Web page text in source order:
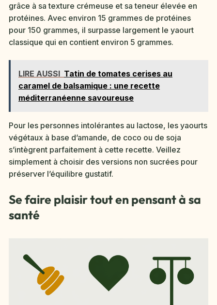
grâce à sa texture crémeuse et sa teneur élevée en
protéines. Avec environ 15 grammes de protéines
pour 150 grammes, il surpasse largement le yaourt
classique qui en contient environ 5 grammes.
LIRE AUSSI Tatin de tomates cerises au
caramel de balsamique : une recette
méditerranéenne savoureuse
Pour les personnes intolérantes au lactose, les yaourts
végétaux à base d’amande, de coco ou de soja
s’intègrent parfaitement à cette recette. Veillez
simplement à choisir des versions non sucrées pour
préserver l’équilibre gustatif.
Se faire plaisir tout en pensant à sa
santé